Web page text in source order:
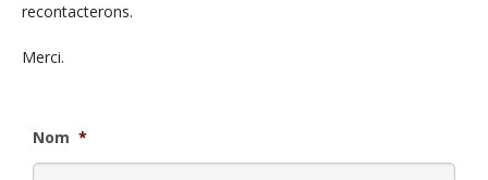
recontacterons.
Merci.
Nom *